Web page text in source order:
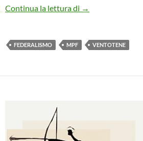
Continua la lettura di Dal Manifesto di
→
FEDERALISMO MPF VENTOTENE